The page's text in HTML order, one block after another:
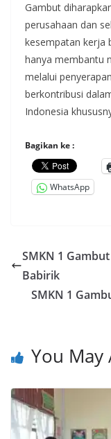
Gambut
perusahaan dan
kesempatan kerja
hanya membantu
melalui
berkontribusi
Indonesia
Bagikan ke :
WhatsApp
SMKN 1
Babirik
SMKN 1
You May